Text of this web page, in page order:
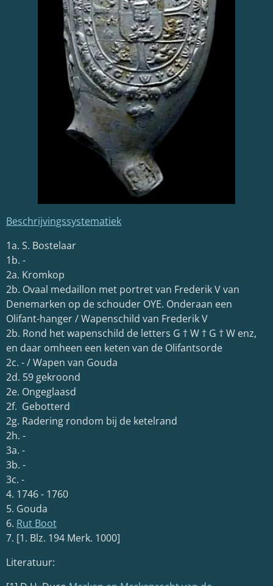
Beschrijvingssystematiek
1a. S. Bostelaar
1b. -
2a. Kromkop
2b. Ovaal medaillon met portret van Frederik V van
Denemarken op de schouder OYE. Onderaan een
Olifant-hanger / Wapenschild van Frederik V
2b. Rond het wapenschild de letters G † W † G † W enz,
en daar omheen een keten van de Olifantsorde
2c. - / Wapen van Gouda
2d. 59 gekroond
2e. Ongeglaasd
2f. Gebotterd
2g. Radering rondom bij de ketelrand
2h. -
3a. -
3b. -
3c. -
4. 1746 - 1760
5. Gouda
6. Rut Boot
7. [1. Blz. 194 Merk. 1000]
Literatuur: